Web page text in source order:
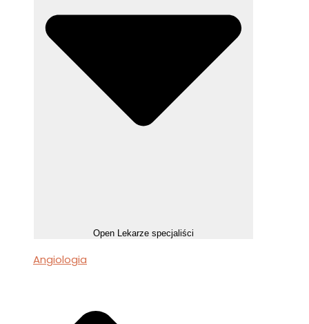
Open Lekarze specjaliści
Angiologia